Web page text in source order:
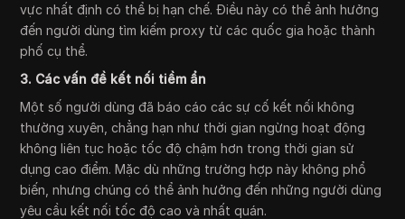
vực nhất định có thể bị hạn chế. Điều này có thể ảnh hưởng
đến người dùng tìm kiếm proxy từ các quốc gia hoặc thành
phố cụ thể.
3. Các vấn đề kết nối tiềm ẩn
Một số người dùng đã báo cáo các sự cố kết nối không
thường xuyên, chẳng hạn như thời gian ngừng hoạt động
không liên tục hoặc tốc độ chậm hơn trong thời gian sử
dụng cao điểm. Mặc dù những trường hợp này không phổ
biến, nhưng chúng có thể ảnh hưởng đến những người dùng
yêu cầu kết nối tốc độ cao và nhất quán.